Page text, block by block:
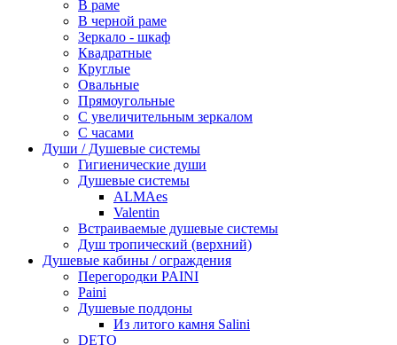
В раме
В черной раме
Зеркало - шкаф
Квадратные
Круглые
Овальные
Прямоугольные
С увеличительным зеркалом
С часами
Души / Душевые системы
Гигиенические души
Душевые системы
ALMAes
Valentin
Встраиваемые душевые системы
Душ тропический (верхний)
Душевые кабины / ограждения
Перегородки PAINI
Paini
Душевые поддоны
Из литого камня Salini
DETO